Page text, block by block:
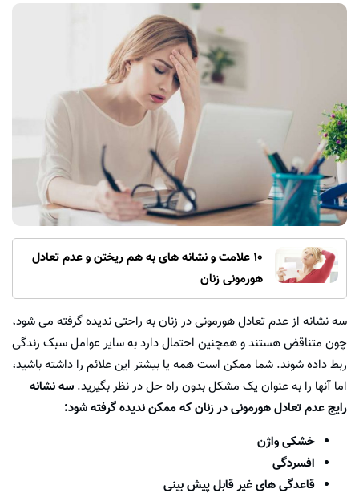
10 علامت و نشانه های به هم ریختن و عدم تعادل
هورمونی زنان
سه نشانه از عدم تعادل هورمونی در زنان به راحتی ندیده گرفته می شود،
چون متناقض هستند و همچنین احتمال دارد به سایر عوامل سبک زندگی
ربط داده شوند. شما ممکن است همه یا بیشتر این علائم را داشته باشید،
اما آنها را به عنوان یک مشکل بدون راه حل در نظر بگیرید. سه نشانه
رایج عدم تعادل هورمونی در زنان که ممکن ندیده گرفته شود:
خشکی واژن
افسردگی
قاعدگی های غیر قابل پیش بینی